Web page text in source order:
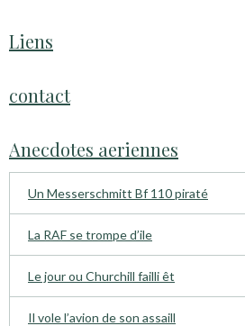
Liens
contact
Anecdotes aeriennes
Un Messerschmitt Bf 110 piraté
La RAF se trompe d’ile
Le jour ou Churchill failli êt
Il vole l’avion de son assaill